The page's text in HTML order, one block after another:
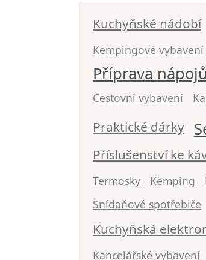
Kuchyňské nádobí
Kempingové vybavení
Příprava nápojů
Cestovní vybavení
Praktické dárky
Příslušenství ke
Termosky
Kemping
Snídaňové spotřebiče
Kuchyňská
Kancelářské vybavení